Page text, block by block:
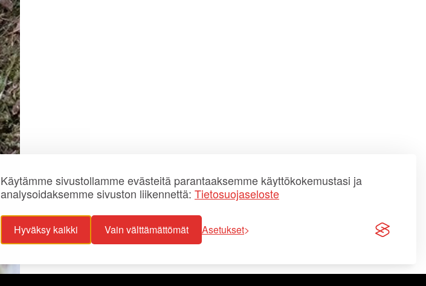
Käytämme sivustollamme evästeitä parantaaksemme käyttökokemustasi ja
analysoidaksemme sivuston liikennettä: Tietosuojaseloste
Hyväksy kaikki Vain välttämättömät Asetukset